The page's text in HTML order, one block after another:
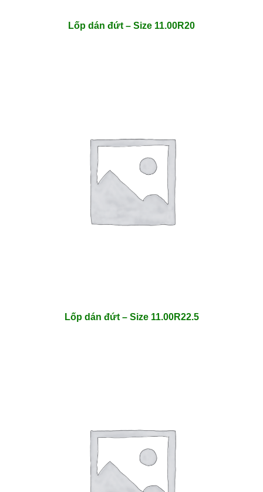
Lốp dán đứt – Size 11.00R20
Lốp dán đứt – Size 11.00R22.5